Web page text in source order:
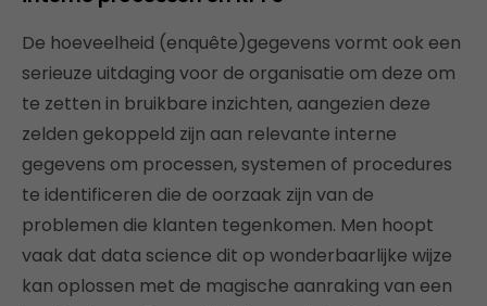
De hoeveelheid (enquête)gegevens vormt ook een
serieuze uitdaging voor de organisatie om deze om
te zetten in bruikbare inzichten, aangezien deze
zelden gekoppeld zijn aan relevante interne
gegevens om processen, systemen of procedures
te identificeren die de oorzaak zijn van de
problemen die klanten tegenkomen. Men hoopt
vaak dat data science dit op wonderbaarlijke wijze
kan oplossen met de magische aanraking van een